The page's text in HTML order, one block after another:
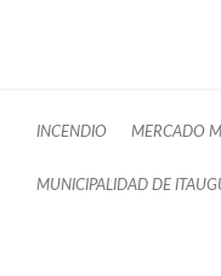
INCENDIO MERCADO
MUNICIPALIDAD DE